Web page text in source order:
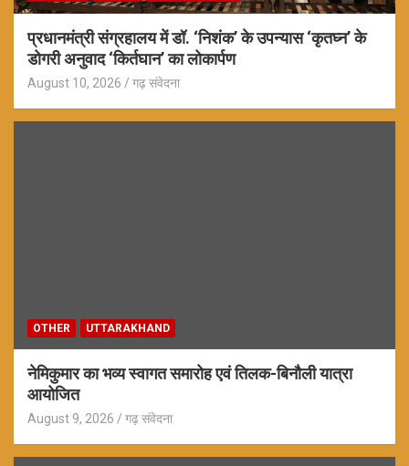
प्रधानमंत्री संग्रहालय में डॉ. ‘निशंक’ के उपन्यास ‘कृतघ्न’ के
डोगरी अनुवाद ‘किर्तघान’ का लोकार्पण
August 10, 2026 गढ़ संवेदना
OTHER UTTARAKHAND
नेमिकुमार का भव्य स्वागत समारोह एवं तिलक-बिनौली यात्रा
आयोजित
August 9, 2026 गढ़ संवेदना